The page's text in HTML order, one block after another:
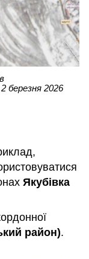
березня 2026
Якубівка
район).